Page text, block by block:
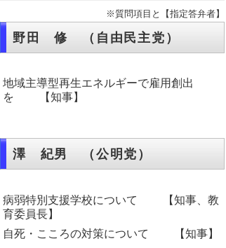
※質問項目と【指定答弁者】
野田 修 （自由民主党）
地域主導型再生エネルギーで雇用創出
を 【知事】
澤 紀男 （公明党）
病弱特別支援学校について 【知事、教
育委員長】
自死・こころの対策について 【知事】